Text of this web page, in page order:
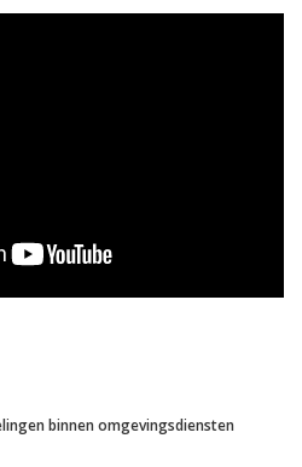
binnen omgevingsdiensten